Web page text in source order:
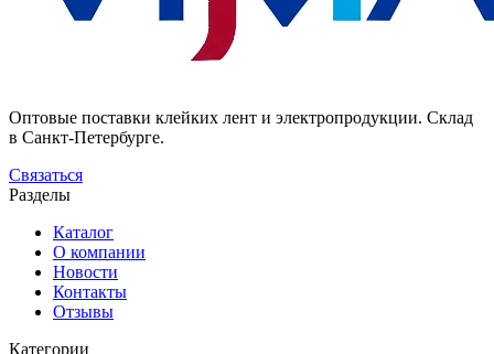
Оптовые поставки клейких лент и электропродукции. Склад
в Санкт-Петербурге.
Связаться
Разделы
Каталог
О компании
Новости
Контакты
Отзывы
Категории